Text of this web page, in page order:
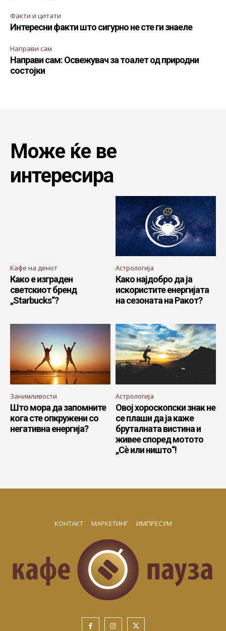
Факти и цитати
Интересни факти што сигурно не сте ги знаеле
Направи сам
Направи сам: Освежувач за тоалет од природни
состојки
Може ќе ве
интересира
Кафе на денот
Како е изграден
светскиот бренд
„Starbucks“?
Астрологија
Како најдобро да ја
искористите енергијата
на сезоната на Ракот?
Занимливости
Што мора да запомните
кога сте опкружени со
негативна енергија?
Астрологија
Овој хороскопски знак не
се плаши да ја каже
бруталната вистина и
живее според мотото
„Сè или ништо“!
КОНТАКТ МАРКЕТИНГ ИМПРЕСУМ